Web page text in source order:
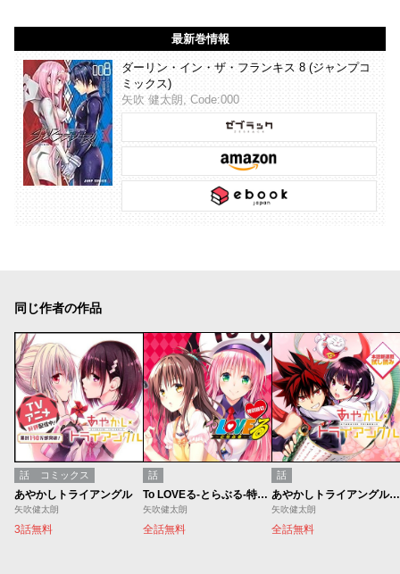
最新巻情報
ダーリン・イン・ザ・フランキス 8 (ジャンプコ
ミックス)
矢吹 健太朗, Code:000
同じ作者の作品
話 コミックス
あやかしトライアングル
矢吹健太朗
3話無料
話
To LOVEる-とらぶる-特別読切
矢吹健太朗
全話無料
話
あやかしトライアングル／週刊少年ジャンプ新連載試し読み
矢吹健太朗
全話無料